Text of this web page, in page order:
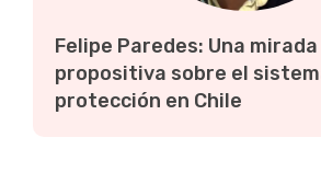
Felipe Paredes: Una
propositiva sobre el
protección en Chile